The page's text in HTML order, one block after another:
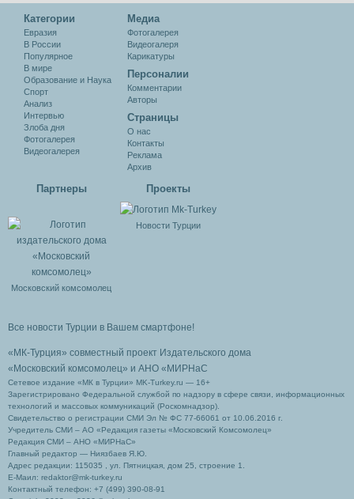
Категории
Евразия
В России
Популярное
В мире
Образование и Наука
Спорт
Анализ
Интервью
Злоба дня
Фотогалерея
Видеогалерея
Медиа
Фотогалерея
Видеогалеря
Карикатуры
Персоналии
Комментарии
Авторы
Cтраницы
О нас
Контакты
Реклама
Архив
Партнеры
Московский комсомолец
Проекты
Новости Турции
Все новости Турции в Вашем смартфоне!
«МК-Турция» совместный проект Издательского дома
«Московский комсомолец» и АНО «МИРНаС
Сетевое издание «МК в Турции» MK-Turkey.ru — 16+
Зарегистрировано Федеральной службой по надзору в сфере связи, информационных
технологий и массовых коммуникаций (Роскомнадзор).
Свидетельство о регистрации СМИ Эл № ФС 77-66061 от 10.06.2016 г.
Учредитель СМИ – АО «Редакция газеты «Московский Комсомолец»
Редакция СМИ – АНО «МИРНаС»
Главный редактор — Ниязбаев Я.Ю.
Адрес редакции: 115035 , ул. Пятницкая, дом 25, строение 1.
Е-Маил: redaktor@mk-turkey.ru
Контактный телефон: +7 (499) 390-08-91